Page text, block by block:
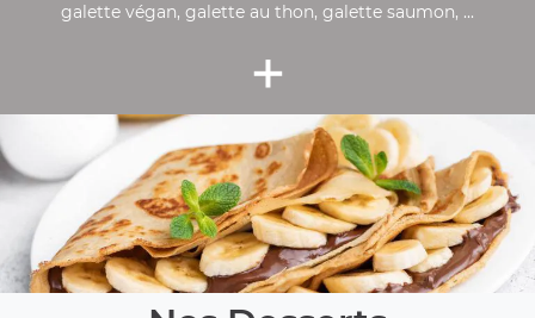
galette végan, galette au thon, galette saumon, ...
+